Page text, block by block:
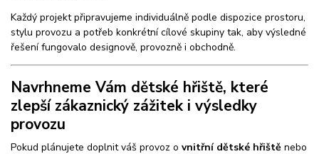
Každý projekt připravujeme individuálně podle dispozice prostoru,
stylu provozu a potřeb konkrétní cílové skupiny tak, aby výsledné
řešení fungovalo designově, provozně i obchodně.
Navrhneme Vám dětské hřiště, které
zlepší zákaznický zážitek i výsledky
provozu
Pokud plánujete doplnit váš provoz o vnitřní dětské hřiště nebo